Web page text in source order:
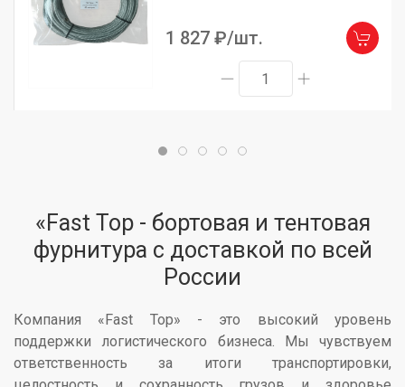
1 827 ₽/шт.
«Fast Top - бортовая и тентовая
фурнитура с доставкой по всей
России
Компания «Fast Top» - это высокий уровень
поддержки логистического бизнеса. Мы чувствуем
ответственность за итоги транспортировки,